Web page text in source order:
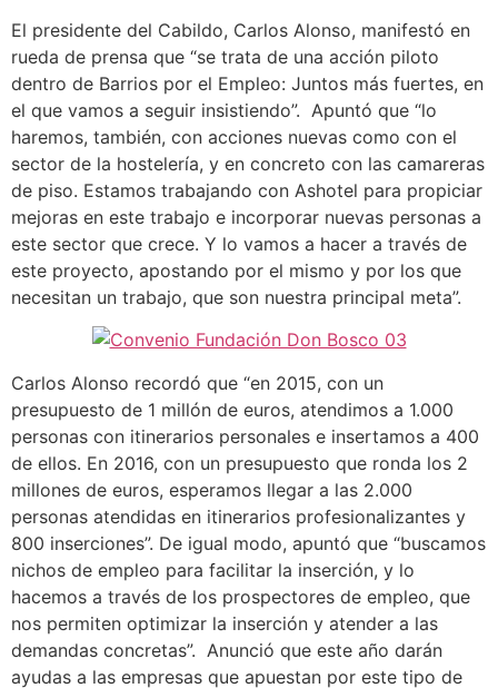
El presidente del Cabildo, Carlos Alonso, manifestó en
rueda de prensa que “se trata de una acción piloto
dentro de Barrios por el Empleo: Juntos más fuertes, en
el que vamos a seguir insistiendo”. Apuntó que “lo
haremos, también, con acciones nuevas como con el
sector de la hostelería, y en concreto con las camareras
de piso. Estamos trabajando con Ashotel para propiciar
mejoras en este trabajo e incorporar nuevas personas a
este sector que crece. Y lo vamos a hacer a través de
este proyecto, apostando por el mismo y por los que
necesitan un trabajo, que son nuestra principal meta”.
Carlos Alonso recordó que “en 2015, con un
presupuesto de 1 millón de euros, atendimos a 1.000
personas con itinerarios personales e insertamos a 400
de ellos. En 2016, con un presupuesto que ronda los 2
millones de euros, esperamos llegar a las 2.000
personas atendidas en itinerarios profesionalizantes y
800 inserciones”. De igual modo, apuntó que “buscamos
nichos de empleo para facilitar la inserción, y lo
hacemos a través de los prospectores de empleo, que
nos permiten optimizar la inserción y atender a las
demandas concretas”. Anunció que este año darán
ayudas a las empresas que apuestan por este tipo de